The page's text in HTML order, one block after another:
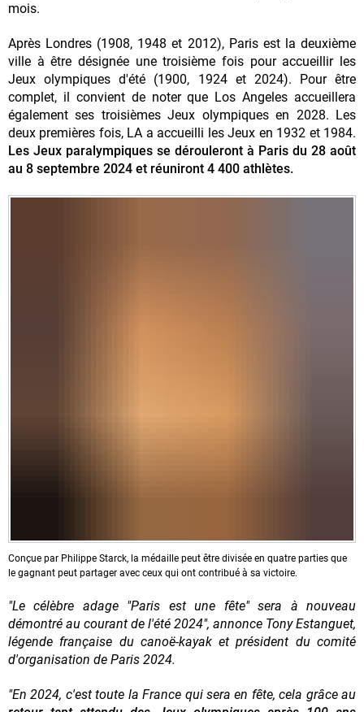
mois.
Après Londres (1908, 1948 et 2012), Paris est la deuxième
ville à être désignée une troisième fois pour accueillir les
Jeux olympiques d'été (1900, 1924 et 2024). Pour être
complet, il convient de noter que Los Angeles accueillera
également ses troisièmes Jeux olympiques en 2028. Les
deux premières fois, LA a accueilli les Jeux en 1932 et 1984.
Les Jeux paralympiques se dérouleront à Paris du 28 août
au 8 septembre 2024 et réuniront 4 400 athlètes.
Conçue par Philippe Starck, la médaille peut être divisée en quatre parties que
le gagnant peut partager avec ceux qui ont contribué à sa victoire.
"Le célèbre adage "Paris est une fête" sera à nouveau
démontré au courant de l'été 2024", annonce Tony Estanguet,
légende française du canoë-kayak et président du comité
d'organisation de Paris 2024.
"En 2024, c'est toute la France qui sera en fête, cela grâce au